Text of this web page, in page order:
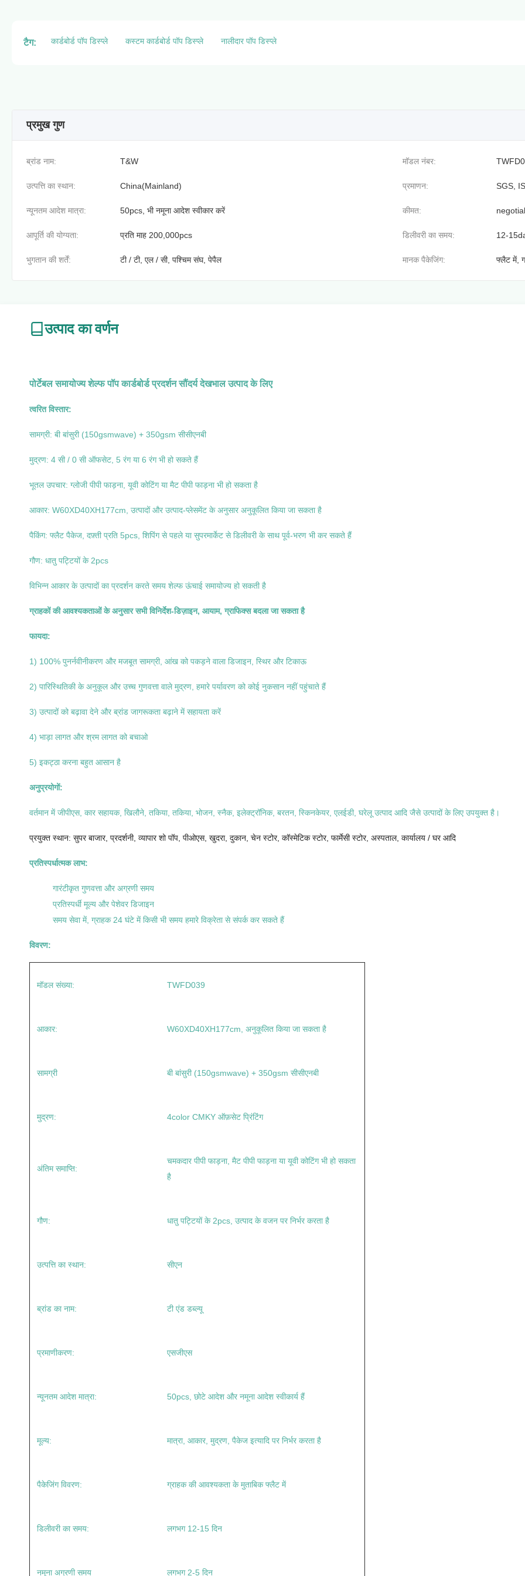
टैग: कार्डबोर्ड पॉप डिस्प्ले कस्टम कार्डबोर्ड पॉप डिस्प्ले नालीदार पॉप डिस्प्ले
प्रमुख गुण
ब्रांड नाम: T&W मॉडल नंबर:
उत्पत्ति का स्थान: China(Mainland) प्रमाणन: SGS,
न्यूनतम आदेश मात्रा: 50pcs, भी नमूना आदेश स्वीकार करें कीमत:
आपूर्ति की योग्यता: प्रति माह 200,000pcs डिलीवरी का समय: 12-
भुगतान की शर्तें: टी / टी, एल / सी, पश्चिम संघ, पेपैल मानक पैकेजिंग: फ्लैट में,
उत्पाद का वर्णन
पोर्टेबल समायोज्य शेल्फ पॉप कार्डबोर्ड प्रदर्शन सौंदर्य देखभाल उत्पाद के लिए
त्वरित विस्तार:
सामग्री: बी बांसुरी (150gsmwave) + 350gsm सीसीएनबी
मुद्रण: 4 सी / 0 सी ऑफसेट, 5 रंग या 6 रंग भी हो सकते हैं
भूतल उपचार: ग्लोजी पीपी फाड़ना, यूवी कोटिंग या मैट पीपी फाड़ना भी हो सकता है
आकार: W60XD40XH177cm, उत्पादों और उत्पाद-प्लेसमेंट के अनुसार अनुकूलित किया जा सकता है
पैकिंग: फ्लैट पैकेज, दफ़्ती प्रति 5pcs, शिपिंग से पहले या सुपरमार्केट से डिलीवरी के साथ पूर्व-भरण भी कर सकते हैं
गौण: धातु पट्टियों के 2pcs
विभिन्न आकार के उत्पादों का प्रदर्शन करते समय शेल्फ ऊंचाई समायोज्य हो सकती है
ग्राहकों की आवश्यकताओं के अनुसार सभी विनिर्देश-डिज़ाइन, आयाम, ग्राफिक्स बदला जा सकता है
फायदा:
1) 100% पुनर्नवीनीकरण और मजबूत सामग्री, आंख को पकड़ने वाला डिजाइन, स्थिर और टिकाऊ
2) पारिस्थितिकी के अनुकूल और उच्च गुणवत्ता वाले मुद्रण, हमारे पर्यावरण को कोई नुकसान नहीं पहुंचाते हैं
3) उत्पादों को बढ़ावा देने और ब्रांड जागरूकता बढ़ाने में सहायता करें
4) भाड़ा लागत और श्रम लागत को बचाओ
5) इकट्ठा करना बहुत आसान है
अनुप्रयोगों:
वर्तमान में जीपीएस, कार सहायक, खिलौने, तकिया, तकिया, भोजन, स्नैक, इलेक्ट्रॉनिक, बरतन, स्किनकेयर, एलईडी, घरेलू उत्पाद आदि जैसे उत्पादों के लिए उपयुक्त है।
प्रयुक्त स्थान: सुपर बाजार, प्रदर्शनी, व्यापार शो पॉप, पीओएस, खुदरा, दुकान, चेन स्टोर, कॉस्मेटिक स्टोर, फार्मेसी स्टोर, अस्पताल, कार्यालय / घर आदि
प्रतिस्पर्धात्मक लाभ:
गारंटीकृत गुणवत्ता और अग्रणी समय
प्रतिस्पर्धी मूल्य और पेशेवर डिजाइन
समय सेवा में, ग्राहक 24 घंटे में किसी भी समय हमारे विक्रेता से संपर्क कर सकते हैं
विवरण:
मॉडल संख्या: TWFD039
आकार: W60XD40XH177cm, अनुकूलित किया जा सकता है
सामग्री बी बांसुरी (150gsmwave) + 350gsm सीसीएनबी
मुद्रण: 4color CMKY ऑफ़सेट प्रिंटिंग
अंतिम समाप्ति:
चमकदार पीपी फाड़ना, मैट पीपी फाड़ना या यूवी कोटिंग भी हो सकता
है
गौण: धातु पट्टियों के 2pcs, उत्पाद के वजन पर निर्भर करता है
उत्पत्ति का स्थान: सीएन
ब्रांड का नाम: टी एंड डब्ल्यू
प्रमाणीकरण: एसजीएस
न्यूनतम आदेश मात्रा: 50pcs, छोटे आदेश और नमूना आदेश स्वीकार्य हैं
मूल्य: मात्रा, आकार, मुद्रण, पैकेज इत्यादि पर निर्भर करता है
पैकेजिंग विवरण: ग्राहक की आवश्यकता के मुताबिक फ्लैट में
डिलीवरी का समय: लगभग 12-15 दिन
नमूना अग्रणी समय लगभग 2-5 दिन